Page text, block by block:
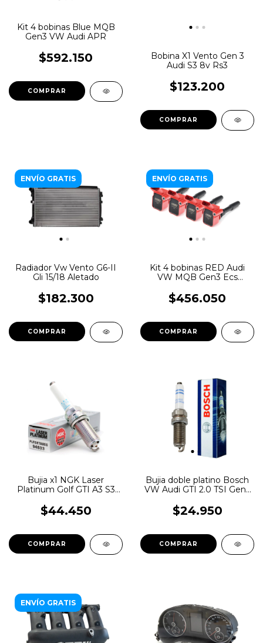
Kit 4 bobinas Blue MQB
Gen3 VW Audi APR
$592.150
Bobina X1 Vento Gen 3
Audi S3 8v Rs3
$123.200
ENVÍO GRATIS
Radiador Vw Vento G6-II
Gli 15/18 Aletado
$182.300
ENVÍO GRATIS
Kit 4 bobinas RED Audi
VW MQB Gen3 Ecs
$456.050
Bujia x1 NGK Laser
Platinum Golf GTI A3 S3
$44.450
Bujia doble platino Bosch
VW Audi GTI 2.0 TSI Gen3
$24.950
ENVÍO GRATIS